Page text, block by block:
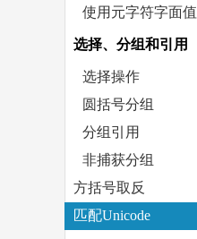
使用元字符字面值
选择、分组和引用
选择操作
圆括号分组
分组引用
非捕获分组
方括号取反
匹配Unicode